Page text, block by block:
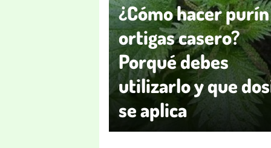
¿Cómo hacer
ortigas casero?
Porqué debes
utilizarlo y que
se aplica